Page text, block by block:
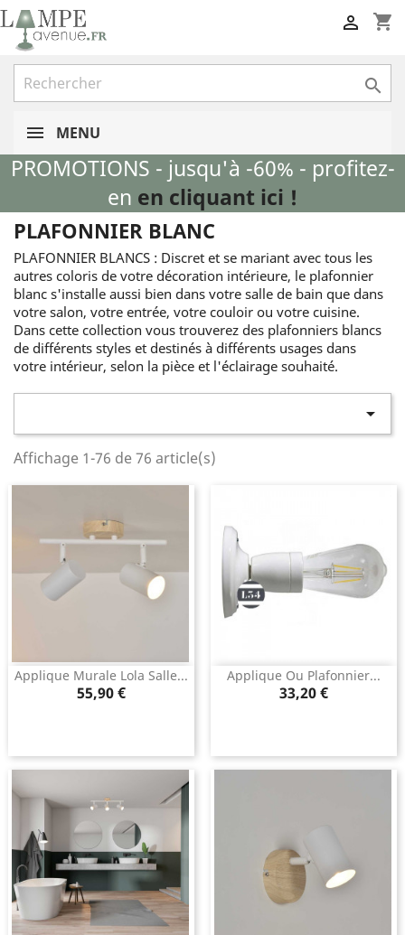
shopping_cart


MENU
PROMOTIONS - jusqu'à -60% - profitez-
en en cliquant ici !
PLAFONNIER BLANC
PLAFONNIER BLANCS : Discret et se mariant avec tous les
autres coloris de votre décoration intérieure, le plafonnier
blanc s'installe aussi bien dans votre salle de bain que dans
votre salon, votre entrée, votre couloir ou votre cuisine.
Dans cette collection vous trouverez des plafonniers blancs
de différents styles et destinés à différents usages dans
votre intérieur, selon la pièce et l'éclairage souhaité.

Affichage 1-76 de 76 article(s)
Applique Murale Lola Salle...
Prix
55,90 €
Applique Ou Plafonnier...
Prix
33,20 €